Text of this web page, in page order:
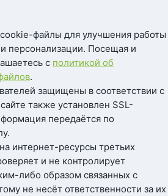
файлы для улучшения работы
и персонализации. Посещая и
с политикой об
.
защищены в соответствии с
также установлен SSL-
передаётся по
интернет-ресурсы третьих
и не контролирует
либо образом связанных с
не несёт ответственности за их